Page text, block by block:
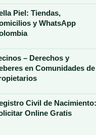
Piel: Tiendas,
y WhatsApp
– Derechos y
en Comunidades de
Civil de Nacimiento:
Online Gratis